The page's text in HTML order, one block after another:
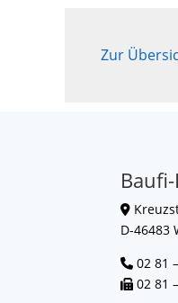
Zur
D-46483
02 81
02 81